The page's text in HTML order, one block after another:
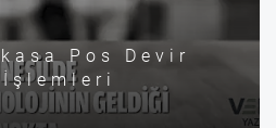
Pos Devir
İşlemleri